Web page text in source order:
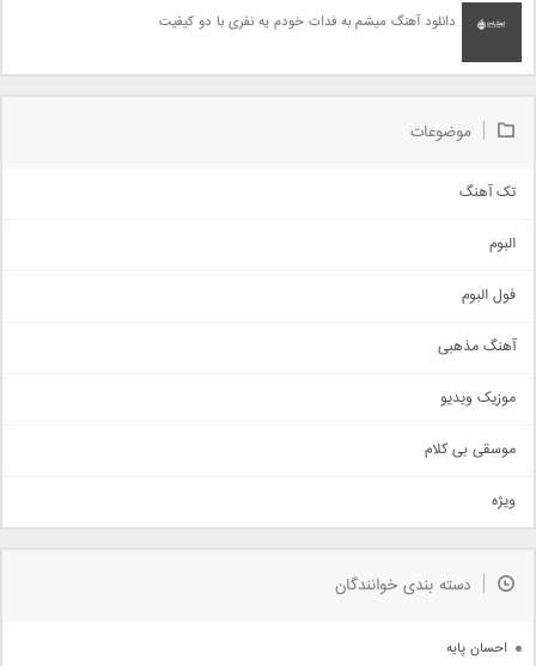
دانلود آهنگ میشم به فدات خودم یه نفری با دو کیفیت
موضوعات
تک آهنگ
اجتماعی
حماسی
سنتی
اهنگ بندرعباسی
دمو
مذهبی
جدیدترین ها
البوم
فول البوم
آهنگ مذهبی
موزیک ویدیو
موسقی بی کلام
ویژه
دسته بندی خوانندگان
احسان پایه